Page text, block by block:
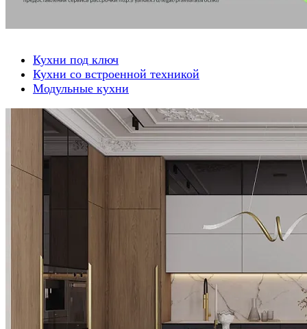
Кухни под ключ
Кухни со встроенной техникой
Модульные кухни